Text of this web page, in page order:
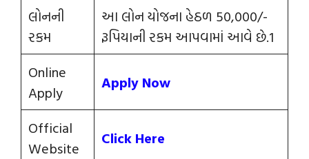
લોનની
રકમ
આ લોન યોજના હેઠળ 50,000/-
રૂપિયાની રકમ આપવામાં આવે છે.1
Online
Apply
Apply Now
Official
Website
Click Here